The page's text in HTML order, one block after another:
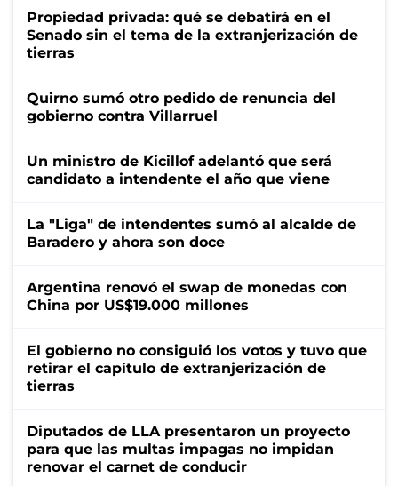
Propiedad privada: qué se debatirá en el
Senado sin el tema de la extranjerización de
tierras
Quirno sumó otro pedido de renuncia del
gobierno contra Villarruel
Un ministro de Kicillof adelantó que será
candidato a intendente el año que viene
La "Liga" de intendentes sumó al alcalde de
Baradero y ahora son doce
Argentina renovó el swap de monedas con
China por US$19.000 millones
El gobierno no consiguió los votos y tuvo que
retirar el capítulo de extranjerización de
tierras
Diputados de LLA presentaron un proyecto
para que las multas impagas no impidan
renovar el carnet de conducir